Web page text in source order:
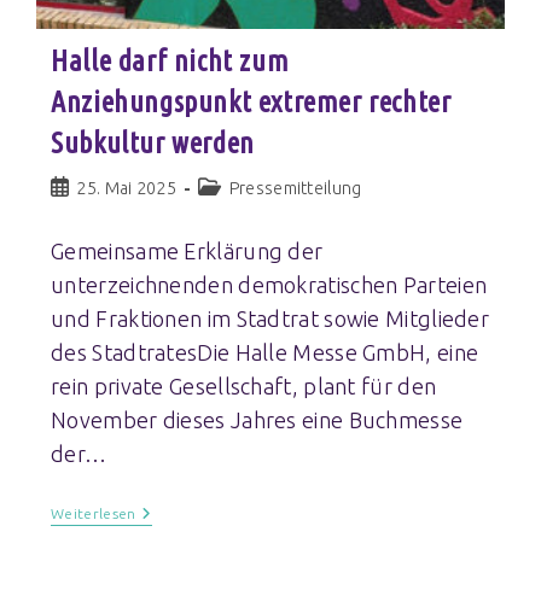
Halle darf nicht zum
Anziehungspunkt extremer rechter
Subkultur werden
25. Mai 2025 Pressemitteilung
Gemeinsame Erklärung der
unterzeichnenden demokratischen Parteien
und Fraktionen im Stadtrat sowie Mitglieder
des StadtratesDie Halle Messe GmbH, eine
rein private Gesellschaft, plant für den
November dieses Jahres eine Buchmesse
der…
Weiterlesen